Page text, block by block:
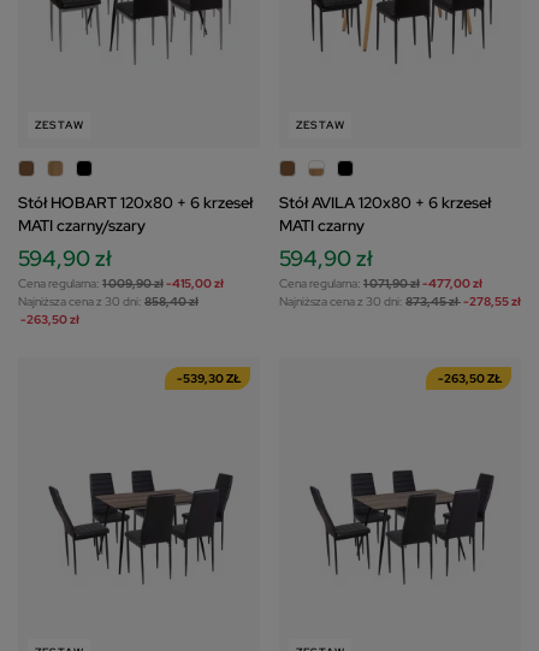
ZESTAW
Stół HOBART 120x80 + 6 krzeseł
MATI czarny/szary
594,90 zł
Cena regularna: 1 009,90 zł-415,00 zł
Najniższa cena z 30 dni: 858,40 zł
-263,50 zł
ZESTAW
Stół AVILA 120x80 + 6 krzeseł
MATI czarny
594,90 zł
Cena regularna: 1 071,90 zł-477,00 zł
Najniższa cena z 30 dni: 873,45 zł-278,55 zł
-539,30 ZŁ -263,50 ZŁ